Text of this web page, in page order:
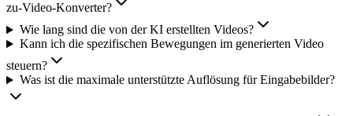
zu-Video-Konverter?
Wie lang sind die von der KI erstellten Videos?
Kann ich die spezifischen Bewegungen im generierten Video
steuern?
Was ist die maximale unterstützte Auflösung für Eingabebilder?